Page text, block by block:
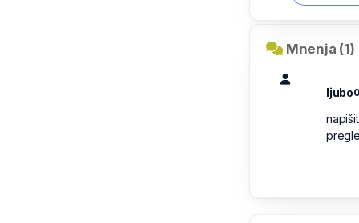
Mnenja (1)
ljubo